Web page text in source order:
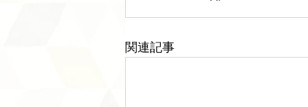
関連記事